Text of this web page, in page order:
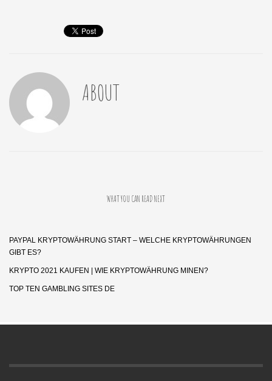
ABOUT
WHAT YOU CAN READ NEXT
PAYPAL KRYPTOWÄHRUNG START – WELCHE KRYPTOWÄHRUNGEN
GIBT ES?
KRYPTO 2021 KAUFEN | WIE KRYPTOWÄHRUNG MINEN?
TOP TEN GAMBLING SITES DE